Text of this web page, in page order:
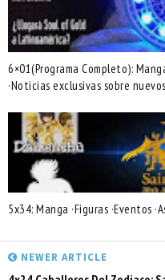
6×01(Programa Completo):
·Noticias exclusivas sobre
5x34: Manga ·Figuras ·Eventos
NEWER ARTICLE